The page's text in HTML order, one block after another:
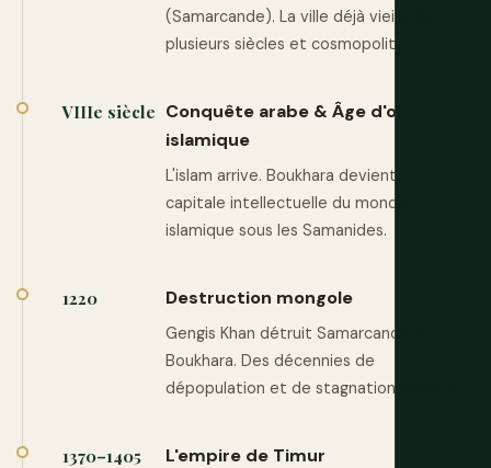
(Samarcande). La ville déjà vieille de
plusieurs siècles et cosmopolite.
VIIIe siècle Conquête arabe & Âge d'or
islamique
L'islam arrive. Boukhara devient la
capitale intellectuelle du monde
islamique sous les Samanides.
1220 Destruction mongole
Gengis Khan détruit Samarcande et
Boukhara. Des décennies de
dépopulation et de stagnation suivent.
1370–1405 L'empire de Timur